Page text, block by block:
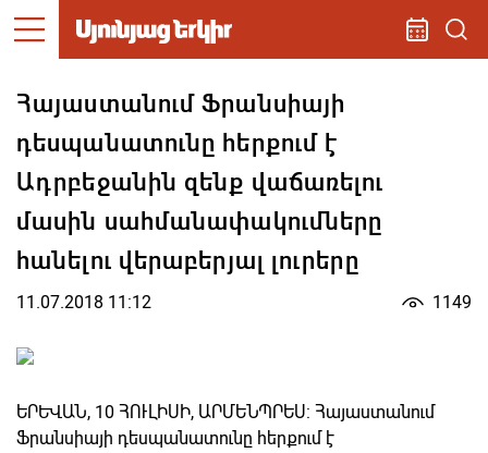
Հայաստանում Ֆրանսիայի
դեսպանատունը հերքում է
Ադրբեջանին զենք վաճառելու
մասին սահմանափակումները
հանելու վերաբերյալ լուրերը
11.07.2018 11:12 1149
ԵՐԵՎԱՆ, 10 ՀՈՒԼԻՍԻ, ԱՐՄԵՆՊՐԵՍ: Հայաստանում
Ֆրանսիայի դեսպանատունը հերքում է